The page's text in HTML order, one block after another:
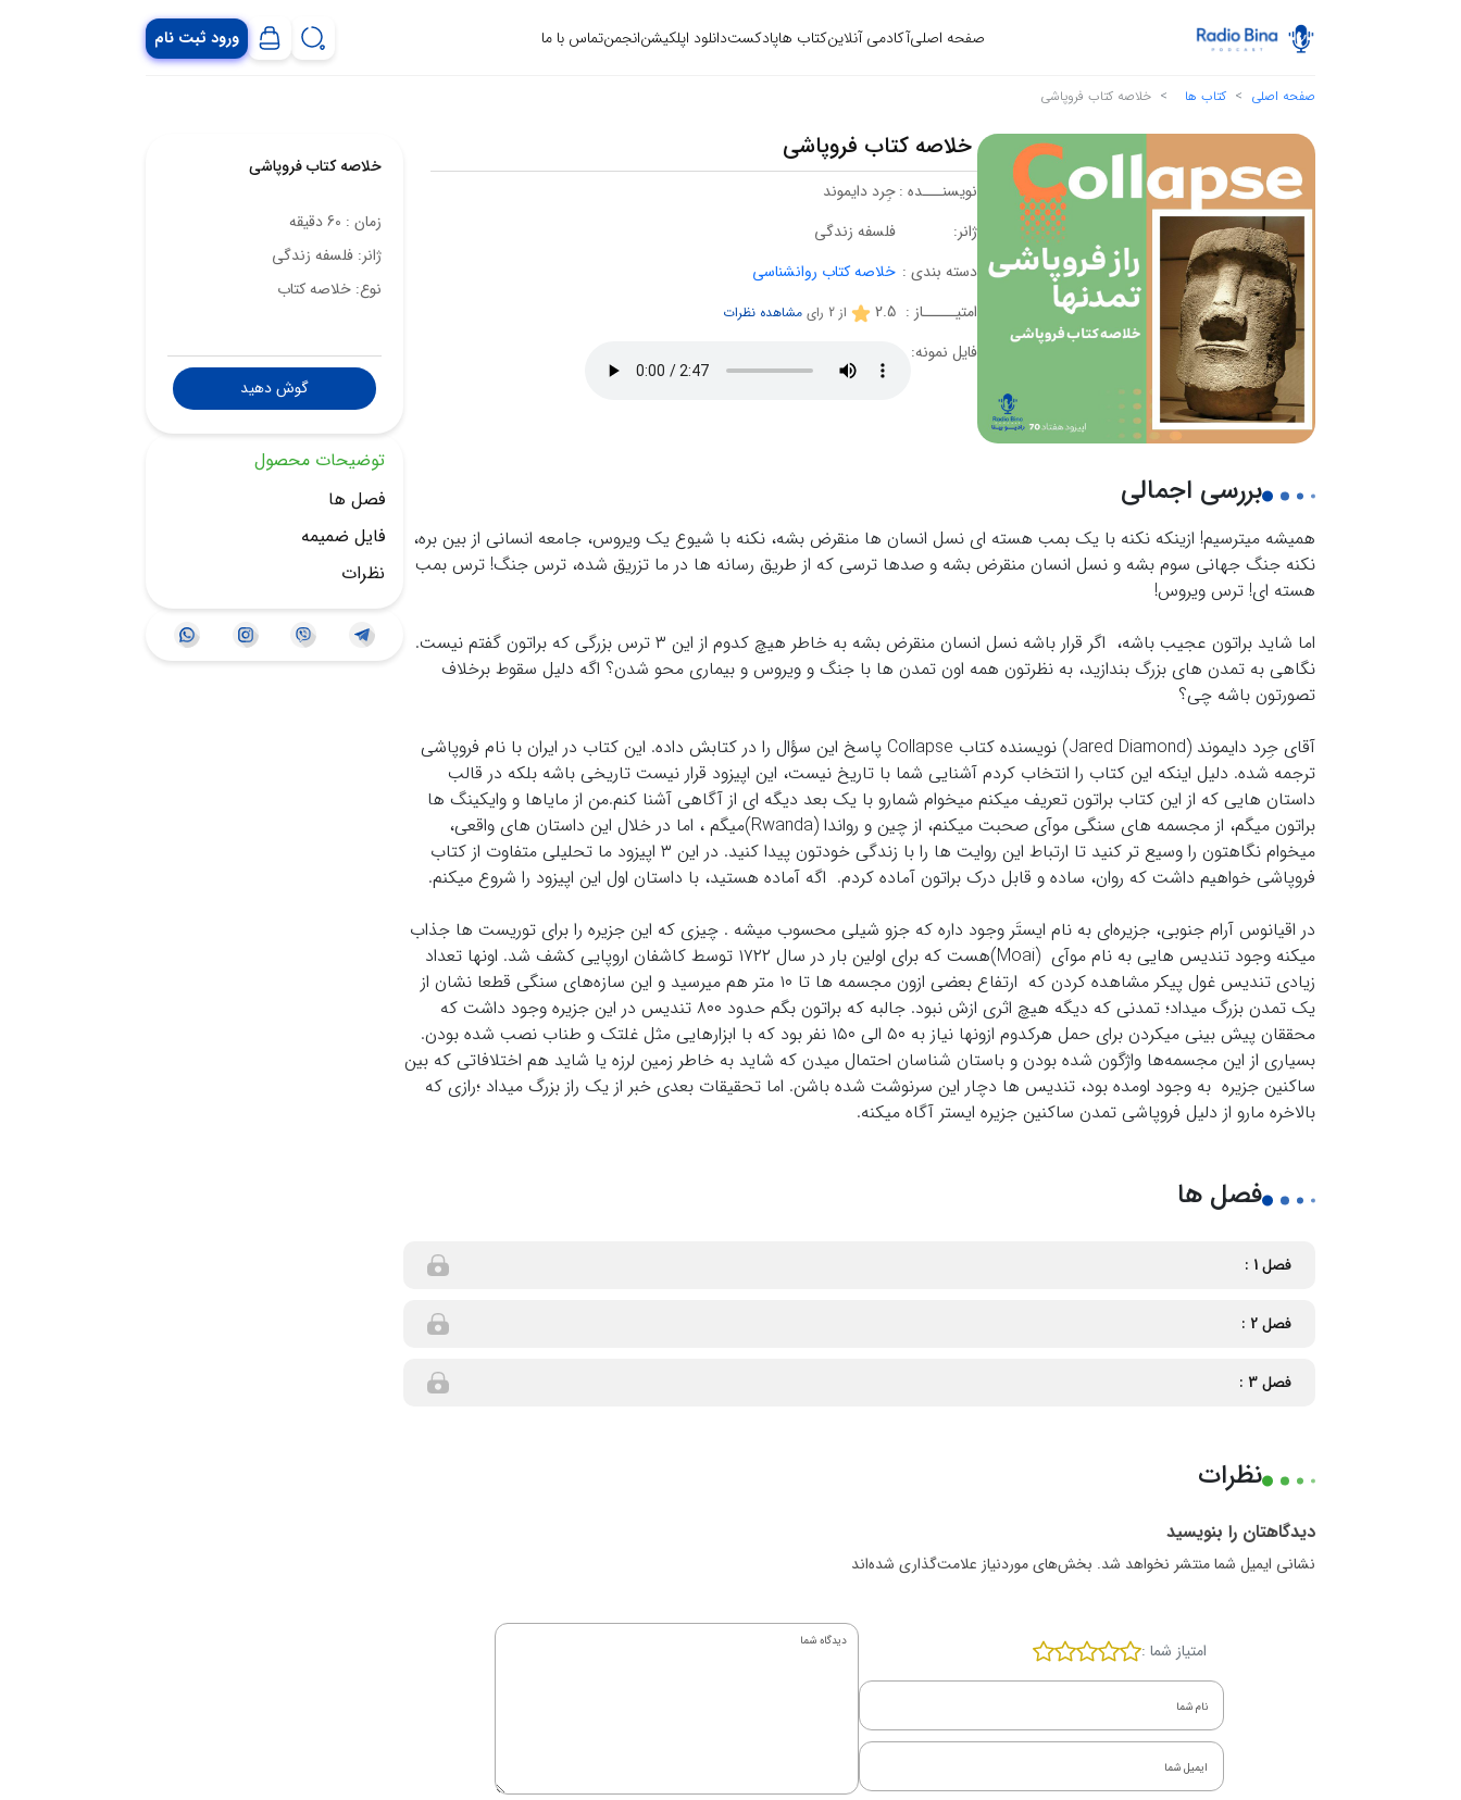
صفحه اصلیآکادمی آنلاینکتاب هاپادکستدانلود اپلکیشنانجمنتماس با ما ورود ثبت نام
صفحه اصلی کتاب ها خلاصه کتاب فروپاشی
خلاصه کتاب فروپاشی
نویسنـــده :جِرد دایموند
ژانر:
فلسفه زندگی
دسته بندی : خلاصه کتاب روانشناسی
امتیـــــاز : 2.5 از 2 رای مشاهده نظرات
فایل نمونه:
بررسی اجمالی
همیشه میترسیم! ازینکه نکنه با یک بمب هسته ای نسل انسان ها منقرض بشه، نکنه با شیوع یک ویروس، جامعه انسانی از بین بره،
نکنه جنگ جهانی سوم بشه و نسل انسان منقرض بشه و صدها ترسی که از طریق رسانه ها در ما تزریق شده، ترس جنگ! ترس بمب
هسته ای! ترس ویروس!
اما شاید براتون عجیب باشه، اگر قرار باشه نسل انسان منقرض بشه به خاطر هیچ کدوم از این ۳ ترس بزرگی که براتون گفتم نیست.
نگاهی به تمدن های بزرگ بندازید، به نظرتون همه اون تمدن ها با جنگ و ویروس و بیماری محو شدن؟ اگه دلیل سقوط برخلاف
تصورتون باشه چی؟
آقای جِرد دایموند (Jared Diamond) نویسنده کتاب Collapse پاسخ این سؤال را در کتابش داده. این کتاب در ایران با نام فروپاشی
ترجمه شده. دلیل اینکه این کتاب را انتخاب کردم آشنایی شما با تاریخ نیست، این اپیزود قرار نیست تاریخی باشه بلکه در قالب
داستان هایی که از این کتاب براتون تعریف میکنم میخوام شمارو با یک بعد دیگه ای از آگاهی آشنا کنم.من از مایاها و وایکینگ ها
براتون میگم، از مجسمه های سنگی موآی صحبت میکنم، از چین و رواندا (Rwanda)میگم ، اما در خلال این داستان های واقعی،
میخوام نگاهتون را وسیع تر کنید تا ارتباط این روایت ها را با زندگی خودتون پیدا کنید. در این ۳ اپیزود ما تحلیلی متفاوت از کتاب
فروپاشی خواهیم داشت که روان، ساده و قابل درک براتون آماده کردم. اگه آماده هستید، با داستان اول این اپیزود را شروع میکنم.
در اقیانوس آرام جنوبی، جزیره‌ای به نام ایستَر وجود داره که جزو شیلی محسوب میشه . چیزی که این جزیره را برای توریست ها جذاب
میکنه وجود تندیس هایی به نام موآی (Moai)هست که برای اولین بار در سال ۱۷۲۲ توسط کاشفان اروپایی کشف شد. اونها تعداد
زیادی تندیس غول پیکر مشاهده کردن که ارتفاع بعضی ازون مجسمه ها تا ۱۰ متر هم میرسید و این سازه‌های سنگی قطعا نشان از
یک تمدن بزرگ میداد؛ تمدنی که دیگه هیچ اثری ازش نبود. جالبه که براتون بگم حدود ۸۰۰ تندیس در این جزیره وجود داشت که
محققان پیش بینی میکردن برای حمل هرکدوم ازونها نیاز به ۵۰ الی ۱۵۰ نفر بود که با ابزارهایی مثل غلتک و طناب نصب شده بودن.
بسیاری از این مجسمه‌ها واژگون شده بودن و باستان شناسان احتمال میدن که شاید به خاطر زمین لرزه یا شاید هم اختلافاتی که بین
ساکنین جزیره به وجود اومده بود، تندیس ها دچار این سرنوشت شده باشن. اما تحقیقات بعدی خبر از یک راز بزرگ‌ میداد ؛رازی که
بالاخره مارو از دلیل فروپاشی تمدن ساکنین جزیره ایستر آگاه میکنه.
فصل ها
فصل1 :
فصل2 :
فصل3 :
نظرات
دیدگاهتان را بنویسید
نشانی ایمیل شما منتشر نخواهد شد. بخش‌های موردنیاز علامت‌گذاری شده‌اند
امتیاز شما :
خلاصه کتاب فروپاشی
زمان : 60 دقیقه
ژانر: فلسفه زندگی
نوع: خلاصه کتاب
گوش دهید
توضیحات محصول
فصل ها
فایل ضمیمه
نظرات